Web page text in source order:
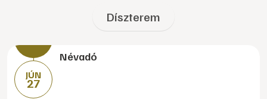
Díszterem
JÚN
27
Névadó